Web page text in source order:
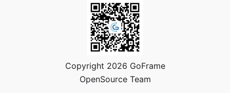
Copyright 2026 GoFrame
OpenSource Team